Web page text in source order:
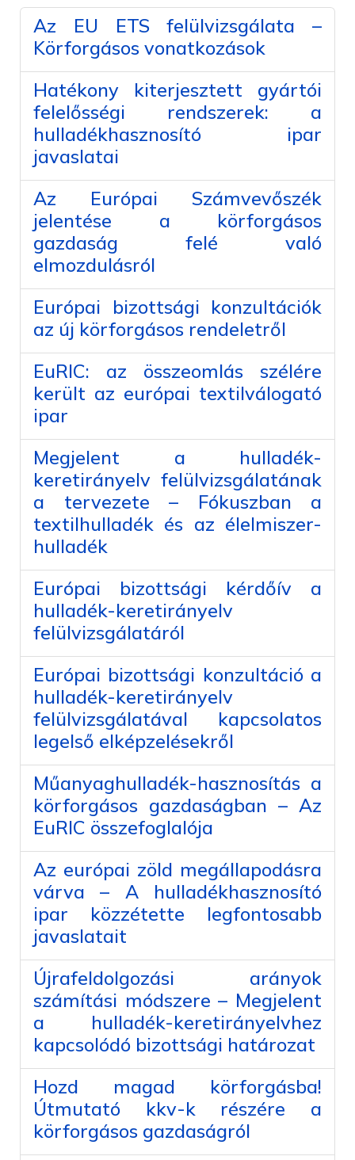
Az EU ETS felülvizsgálata –
Körforgásos vonatkozások
Hatékony kiterjesztett gyártói
felelősségi rendszerek: a
hulladékhasznosító ipar
javaslatai
Az Európai Számvevőszék
jelentése a körforgásos
gazdaság felé való
elmozdulásról
Európai bizottsági konzultációk
az új körforgásos rendeletről
EuRIC: az összeomlás szélére
került az európai textilválogató
ipar
Megjelent a hulladék-
keretirányelv felülvizsgálatának
a tervezete – Fókuszban a
textilhulladék és az élelmiszer-
hulladék
Európai bizottsági kérdőív a
hulladék-keretirányelv
felülvizsgálatáról
Európai bizottsági konzultáció a
hulladék-keretirányelv
felülvizsgálatával kapcsolatos
legelső elképzelésekről
Műanyaghulladék-hasznosítás a
körforgásos gazdaságban – Az
EuRIC összefoglalója
Az európai zöld megállapodásra
várva – A hulladékhasznosító
ipar közzétette legfontosabb
javaslatait
Újrafeldolgozási arányok
számítási módszere – Megjelent
a hulladék-keretirányelvhez
kapcsolódó bizottsági határozat
Hozd magad körforgásba!
Útmutató kkv-k részére a
körforgásos gazdaságról